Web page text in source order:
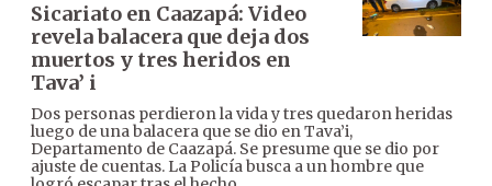
Sicariato en Caazapá: Video
revela balacera que deja dos
muertos y tres heridos en
Tava’ i
Dos personas perdieron la vida y tres quedaron heridas
luego de una balacera que se dio en Tava’i,
Departamento de Caazapá. Se presume que se dio por
ajuste de cuentas. La Policía busca a un hombre que